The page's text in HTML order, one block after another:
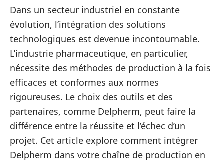
Dans un secteur industriel en constante
évolution, l’intégration des solutions
technologiques est devenue incontournable.
L’industrie pharmaceutique, en particulier,
nécessite des méthodes de production à la fois
efficaces et conformes aux normes
rigoureuses. Le choix des outils et des
partenaires, comme Delpherm, peut faire la
différence entre la réussite et l’échec d’un
projet. Cet article explore comment intégrer
Delpherm dans votre chaîne de production en